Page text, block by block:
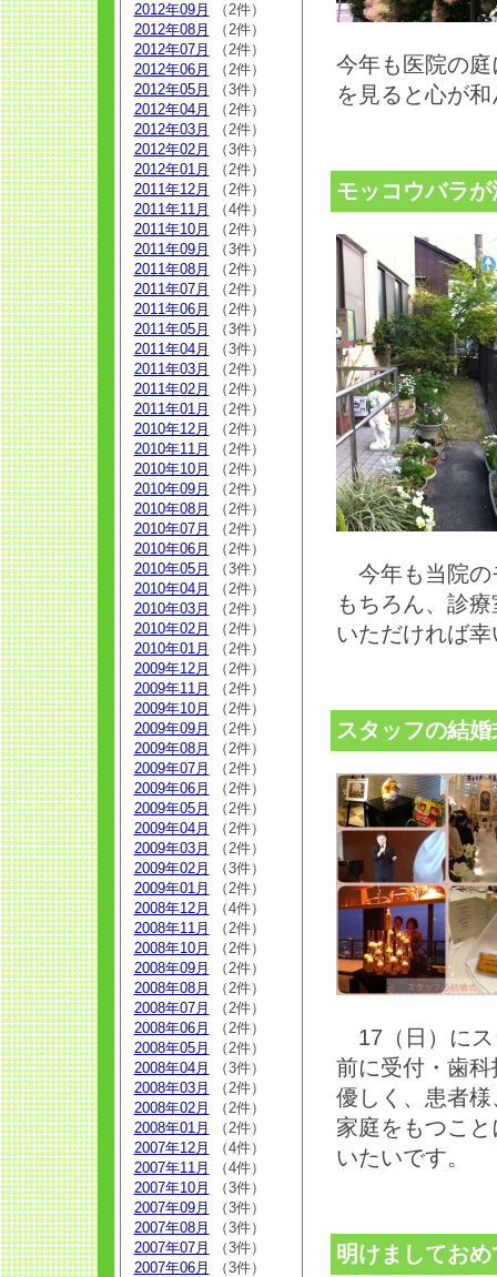
今年も医院の庭
を見ると心が
モッコウバラが
今年も当院の
もちろん、診
いただければ
スタッフの結婚
17（日）にス
前に受付・歯
優しく、患者
家庭をもつこ
いたいです。
明けましてお
2012年09月
（2件）
2012年08月
（2件）
2012年07月
（2件）
2012年06月
（2件）
2012年05月
（3件）
2012年04月
（2件）
2012年03月
（2件）
2012年02月
（3件）
2012年01月
（2件）
2011年12月
（2件）
2011年11月
（4件）
2011年10月
（2件）
2011年09月
（3件）
2011年08月
（2件）
2011年07月
（2件）
2011年06月
（2件）
2011年05月
（3件）
2011年04月
（3件）
2011年03月
（2件）
2011年02月
（2件）
2011年01月
（2件）
2010年12月
（2件）
2010年11月
（2件）
2010年10月
（2件）
2010年09月
（2件）
2010年08月
（2件）
2010年07月
（2件）
2010年06月
（2件）
2010年05月
（3件）
2010年04月
（2件）
2010年03月
（2件）
2010年02月
（2件）
2010年01月
（2件）
2009年12月
（2件）
2009年11月
（2件）
2009年10月
（2件）
2009年09月
（2件）
2009年08月
（2件）
2009年07月
（2件）
2009年06月
（2件）
2009年05月
（2件）
2009年04月
（2件）
2009年03月
（2件）
2009年02月
（3件）
2009年01月
（2件）
2008年12月
（4件）
2008年11月
（2件）
2008年10月
（2件）
2008年09月
（2件）
2008年08月
（2件）
2008年07月
（2件）
2008年06月
（2件）
2008年05月
（2件）
2008年04月
（3件）
2008年03月
（2件）
2008年02月
（2件）
2008年01月
（2件）
2007年12月
（4件）
2007年11月
（4件）
2007年10月
（3件）
2007年09月
（3件）
2007年08月
（3件）
2007年07月
（3件）
2007年06月
（3件）